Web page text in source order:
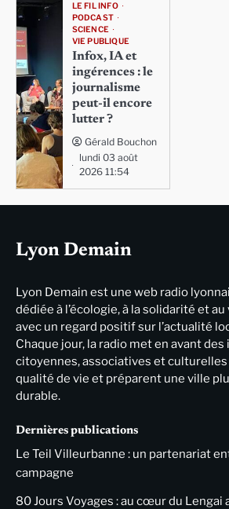
LE FIL INFO
PODCAST
SCIENCE
VIE PUBLIQUE
Infox, IA et
ingérences : le
journalisme
peut-il encore
lutter ?
Gérald Bouchon
lundi 03 août
2026 11:54
Lyon Demain
Lyon Demain est une web radio
dédiée à l’écologie, à la solidarité et
avec un regard positif sur l’actualité
Chaque jour, la radio met en avant
citoyennes, associatives et
qualité de vie et préparent une ville
durable.
Dernières publications
Le Teil Villeurbanne : un partenariat
campagne
80 Jours Voyages : au cœur du Lengai